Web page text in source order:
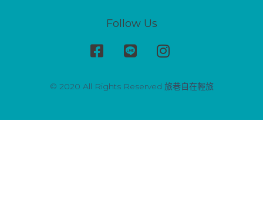
Follow Us
© 2020 All Rights Reserved 旅巷自在輕旅